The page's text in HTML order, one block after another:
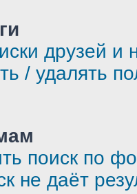
друзей и
/ удалять
поиск по
не даёт